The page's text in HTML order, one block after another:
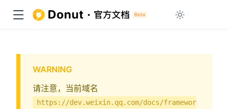
WARNING
请注意，当前域名
https://dev.weixin.qq.com/docs/framewor